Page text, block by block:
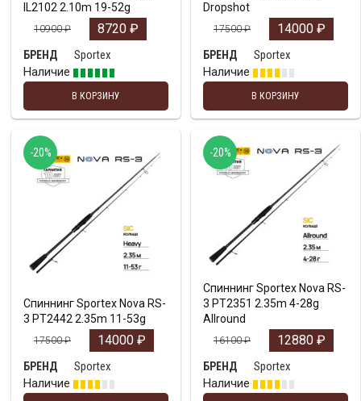
IL2102 2.10m 19-52g
10900₽ 8720 ₽
БРЕНД
Sportex
Наличие
В КОРЗИНУ
Dropshot
17500₽ 14000 ₽
БРЕНД
Sportex
Наличие
В КОРЗИНУ
Спиннинг Sportex Nova RS-
3 PT2442 2.35m 11-53g
17500₽ 14000 ₽
БРЕНД
Sportex
Наличие
-20%
Спиннинг Sportex Nova RS-
3 PT2351 2.35m 4-28g
Allround
16100₽ 12880 ₽
БРЕНД
Sportex
Наличие
-20%